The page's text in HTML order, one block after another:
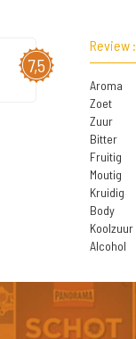
7,5
Review :
Aroma
Zoet
Zuur
Bitter
Fruitig
Moutig
Kruidig
Body
Koolzuur
Alcohol